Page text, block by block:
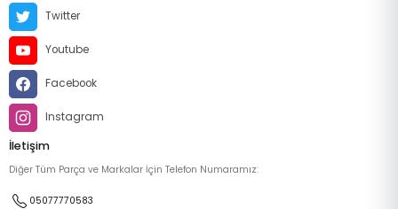
Twitter
Youtube
Facebook
Instagram
İletişim
Diğer Tüm Parça ve Markalar İçin Telefon Numaramız:
05077770583